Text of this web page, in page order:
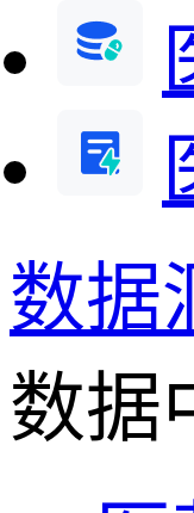
数据
数据